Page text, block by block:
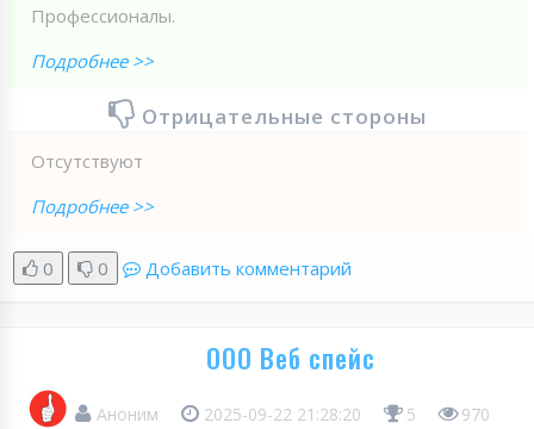
Профессионалы.
Подробнее >>
Отрицательные стороны
Отсутствуют
Подробнее >>
0 0 Добавить комментарий
ООО Веб спейс
Аноним 2025-09-22 21:28:20 5 970